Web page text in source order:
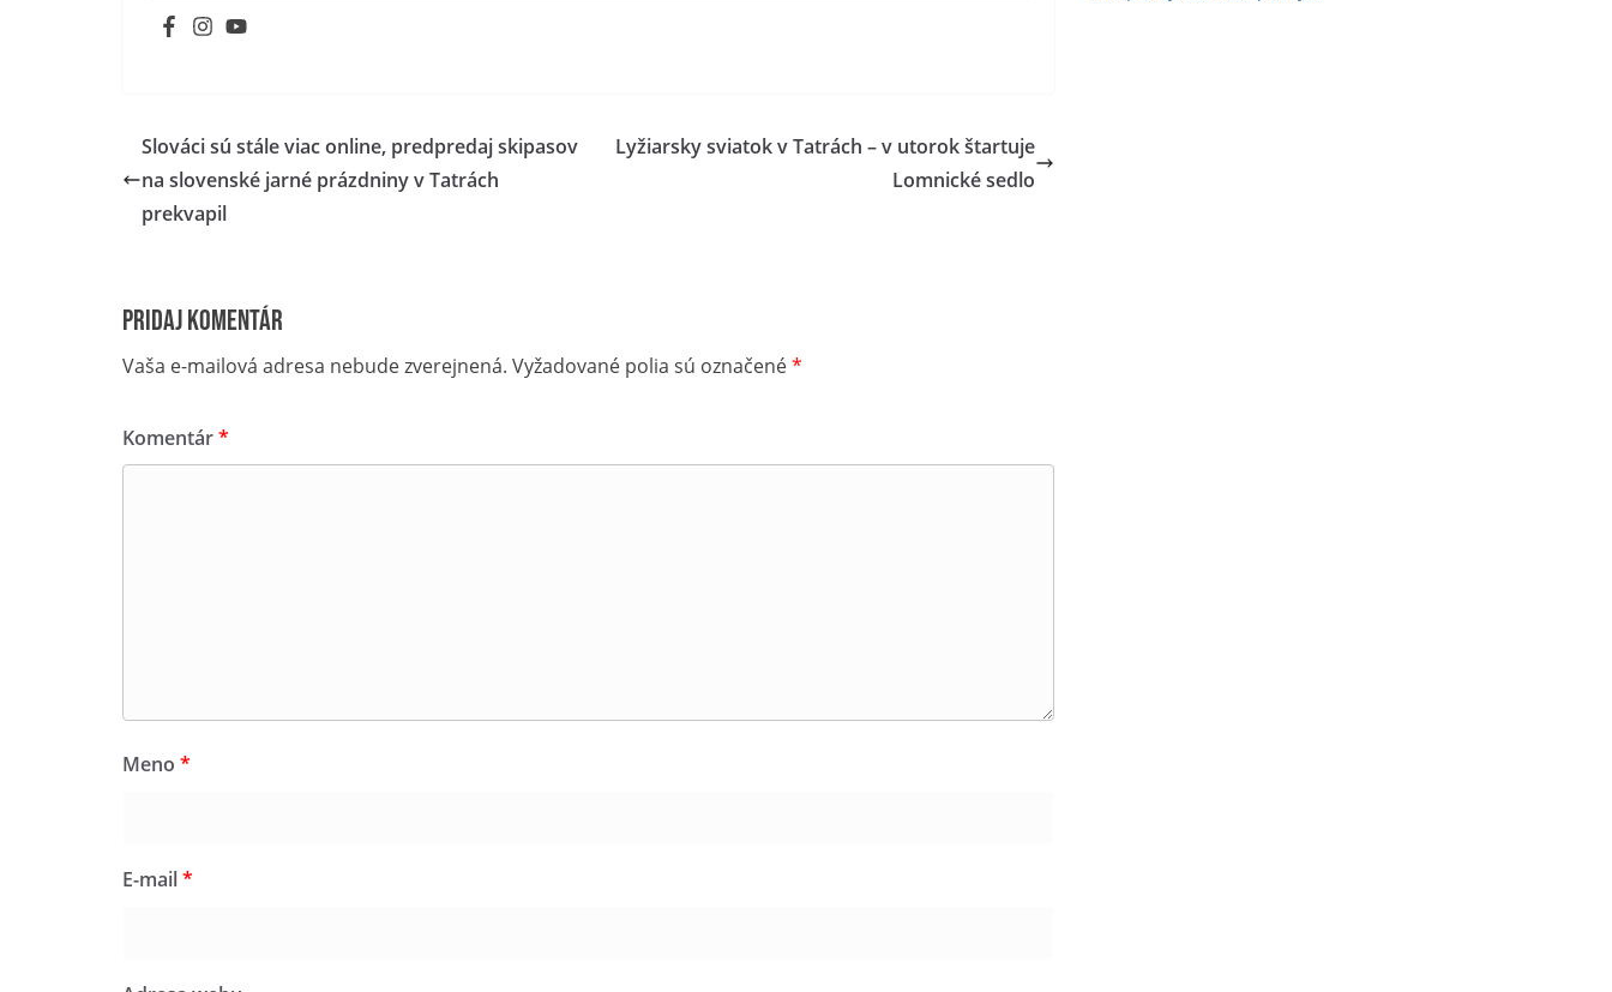
Slováci sú stále viac online, predpredaj skipasov
na slovenské jarné prázdniny v Tatrách
prekvapil
Lyžiarsky sviatok v Tatrách – v utorok štartuje
Lomnické sedlo
Pridaj komentár
Vaša e-mailová adresa nebude zverejnená. Vyžadované polia sú označené*
Komentár*
Meno *
E-mail*